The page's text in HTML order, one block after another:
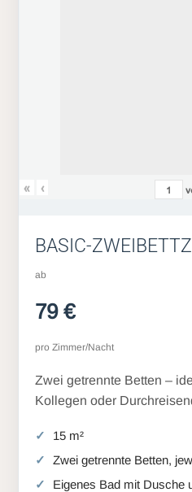
« ‹
BASIC-
ab
79 €
pro Zimmer/Nacht
Zwei getrennte Betten –
Kollegen oder
15 m²
Zwei getrennte Betten,
Eigenes Bad mit Dusche